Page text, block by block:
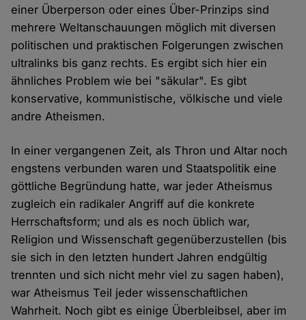
einer Überperson oder eines Über-Prinzips sind
mehrere Weltanschauungen möglich mit diversen
politischen und praktischen Folgerungen zwischen
ultralinks bis ganz rechts. Es ergibt sich hier ein
ähnliches Problem wie bei "säkular". Es gibt
konservative, kommunistische, völkische und viele
andre Atheismen.
In einer vergangenen Zeit, als Thron und Altar noch
engstens verbunden waren und Staatspolitik eine
göttliche Begründung hatte, war jeder Atheismus
zugleich ein radikaler Angriff auf die konkrete
Herrschaftsform; und als es noch üblich war,
Religion und Wissenschaft gegenüberzustellen (bis
sie sich in den letzten hundert Jahren endgültig
trennten und sich nicht mehr viel zu sagen haben),
war Atheismus Teil jeder wissenschaftlichen
Wahrheit. Noch gibt es einige Überbleibsel, aber im